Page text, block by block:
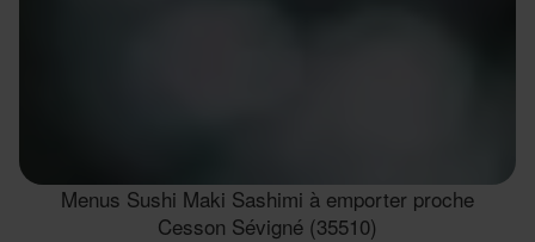
Menus Sushi Maki Sashimi à emporter proche
Cesson Sévigné (35510)